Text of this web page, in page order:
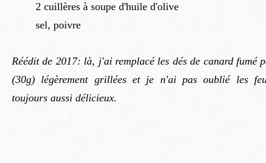
2 cuillères à soupe d'huile d'olive
sel, poivre
Réédit de 2017: là, j'ai remplacé les dés de canard fumé
(30g) légèrement grillées et je n'ai pas oublié les
toujours aussi délicieux.